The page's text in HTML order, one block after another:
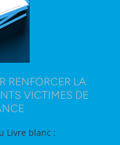
RENFORCER LA
VICTIMES DE
Livre blanc :